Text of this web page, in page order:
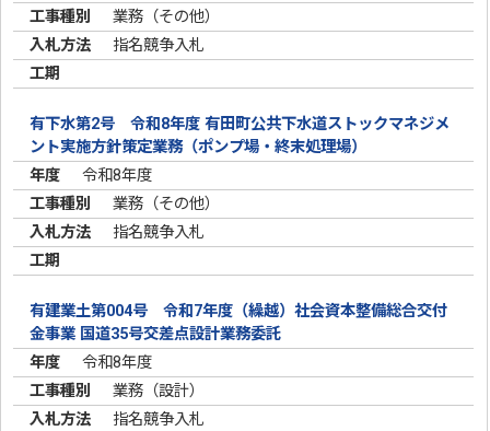
業務（その他）
指名競争入札
有下水第2号 令和8年度 有田町公共下水道ストックマネジメ
ント実施方針策定業務（ポンプ場・終末処理場）
令和8年度
業務（その他）
指名競争入札
有建業土第004号 令和7年度（繰越）社会資本整備総合交付
金事業 国道35号交差点設計業務委託
令和8年度
業務（設計）
指名競争入札